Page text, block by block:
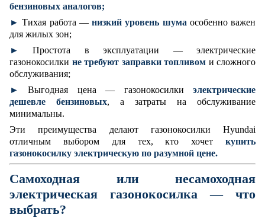
бензиновых аналогов;
►Тихая работа —низкий уровень шума особенно важен
для жилых зон;
►Простота в эксплуатации — электрические
газонокосилки не требуют заправки топливом и сложного
обслуживания;
►Выгодная цена — газонокосилкиэлектрические
дешевле бензиновых, а затраты на обслуживание
минимальны.
Эти преимущества делают газонокосилки Hyundai
отличным выбором для тех, кто хочет купить
газонокосилку электрическую по разумной цене.
Самоходная или несамоходная
электрическая газонокосилка — что
выбрать?